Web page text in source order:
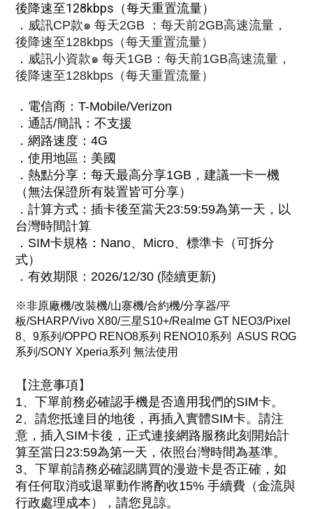
後降速至128kbps（每天重置流量）
． 威訊CP款๑ 每天2GB ：每天前2GB高速流量，
後降速至128kbps（每天重置流量）
． 威訊小資款๑ 每天1GB：每天前1GB高速流量，
後降速至128kbps（每天重置流量）
． 電信商：T-Mobile/Verizon
． 通話/簡訊：不支援
． 網路速度：4G
． 使用地區 ：美國
． 熱點分享：每天最高分享1GB，建議一卡一機
（無法保證所有裝置皆可分享）
． 計算方式： 插卡後至當天23:59:59為第一天，以
台灣時間計算
． SIM卡規格：Nano、Micro、標準卡（可拆分
式）
． 有效期限：2026/12/30 (陸續更新)
※非原廠機/改裝機/山寨機/合約機/分享器/平
板/SHARP/Vivo X80/三星S10+/Realme GT NEO3/Pixel
8、9系列/OPPO RENO8系列 RENO10系列 ASUS ROG
系列/SONY Xperia系列 無法使用
【注意事項】
1、 下單前務必確認手機是否適用我們的SIM卡。
2、 請您抵達目的地後，再插入實體SIM卡。請注
意，插入SIM卡後，正式連接網路服務此刻開始計
算至當日23:59為第一天，依照台灣時間為基準。
3、 下單前請務必確認購買的漫遊卡是否正確，如
有任何取消或退單動作將酌收15% 手續費（金流與
行政處理成本）， 請您見諒。